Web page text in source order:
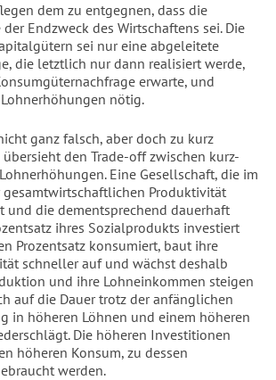
dem zu entgegnen, dass die
Endzweck des Wirtschaftens sei. Die
sei nur eine abgeleitete
die letztlich nur dann realisiert werde,
erwarte, und
nötig.
ganz falsch, aber doch zu kurz
den Trade-off zwischen kurz-
Eine Gesellschaft, die im
gesamtwirtschaftlichen Produktivität
und die dementsprechend dauerhaft
ihres Sozialprodukts investiert
Prozentsatz konsumiert, baut ihre
schneller auf und wächst deshalb
und ihre Lohneinkommen steigen
auf die Dauer trotz der anfänglichen
in höheren Löhnen und einem höheren
Die höheren Investitionen
höheren Konsum, zu dessen
werden.